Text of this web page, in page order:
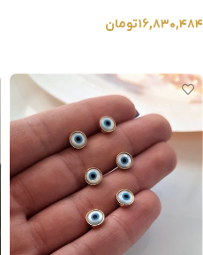
۱۶,۸۳۰,۴۸۴تومان